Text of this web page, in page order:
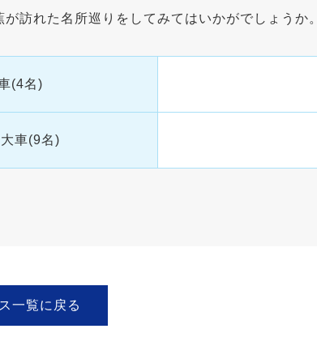
が訪れた名所巡りをしてみてはいかがでしょうか。
(4名)
車(9名)
一覧に戻る